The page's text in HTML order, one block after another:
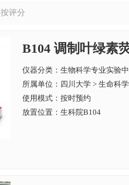
按评分
B104 调制叶绿素
仪器分类：生物科学专业实验
所属单位： 四川大学 > 生命科
使用模式：按时预约
放置位置：生科院B104